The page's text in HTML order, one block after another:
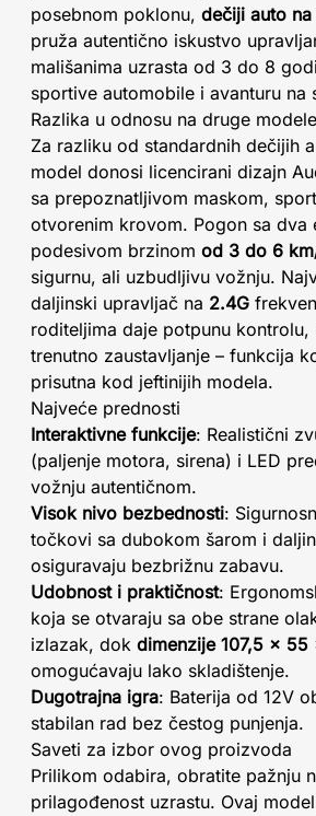
posebnom poklonu, dečiji auto
pruža autentično iskustvo
mališanima uzrasta od 3 do 8
sportive automobile i avanturu na
Razlika u odnosu na druge modele
Za razliku od standardnih dečijih
model donosi licencirani dizajn
sa prepoznatljivom maskom,
otvorenim krovom. Pogon sa dva
podesivom brzinom od 3 do 6
sigurnu, ali uzbudljivu vožnju.
daljinski upravljač na 2.4G
roditeljima daje potpunu kontrolu,
trenutno zaustavljanje – funkcija
prisutna kod jeftinijih modela.
Najveće prednosti
Interaktivne funkcije: Realistični
(paljenje motora, sirena) i LED
vožnju autentičnom.
Visok nivo bezbednosti:
točkovi sa dubokom šarom i
osiguravaju bezbrižnu zabavu.
Udobnost i praktičnost:
koja se otvaraju sa obe strane
izlazak, dok dimenzije 107,5 x
omogućavaju lako skladištenje.
Dugotrajna igra: Baterija od 12V
stabilan rad bez čestog punjenja.
Saveti za izbor ovog proizvoda
Prilikom odabira, obratite pažnju
prilagođenost uzrastu. Ovaj